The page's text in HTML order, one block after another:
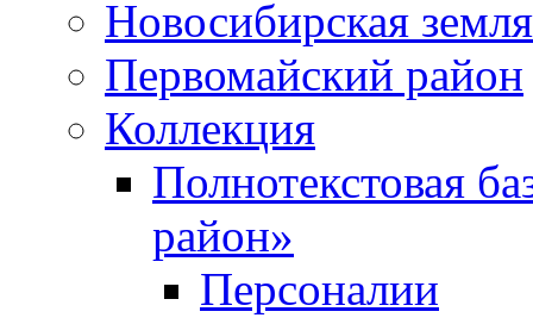
Новосибирская земля
Первомайский район
Коллекция
Полнотекстовая
район»
Персоналии